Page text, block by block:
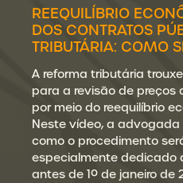
REEQUILÍBRIO
DOS CONTRATOS
TRIBUTÁRIA: COMO
A reforma tributária
para a revisão de preços
por meio do reequilíbrio
Neste vídeo, a advogada
como o procedimento
especialmente dedicado
antes de 1º de janeiro de